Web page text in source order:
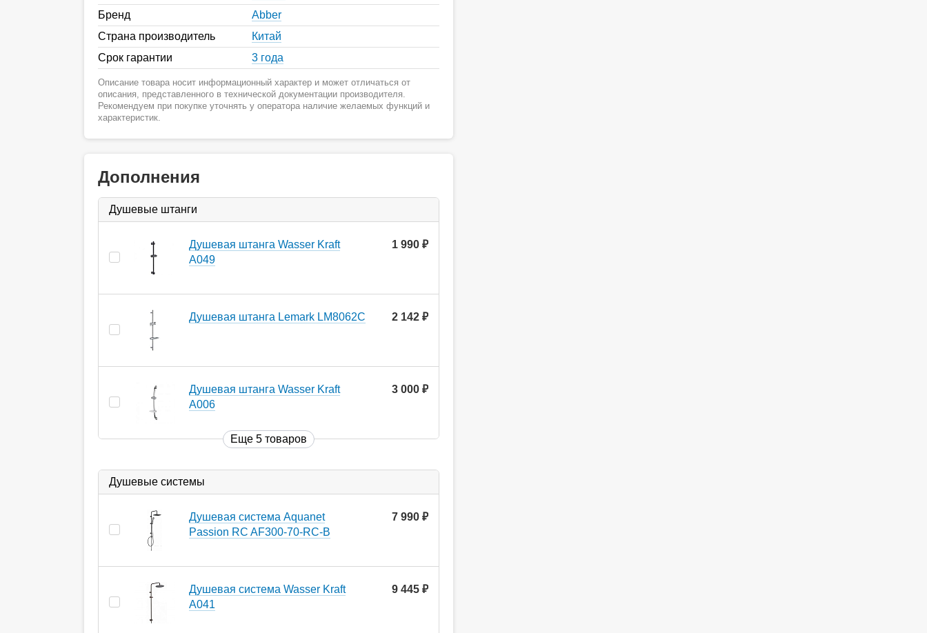
Бренд
Abber
Страна производитель
Китай
Срок гарантии
3 года
Описание товара носит информационный характер и может отличаться от
описания, представленного в технической документации производителя.
Рекомендуем при покупке уточнять у оператора наличие желаемых функций и
характеристик.
Дополнения
Душевые штанги
Душевая штанга Wasser Kraft
A049
1 990
Душевая штанга Lemark LM8062C 2 142
Душевая штанга Wasser Kraft
A006
3 000
Еще 5 товаров
Душевые системы
Душевая система Aquanet
Passion RC AF300-70-RC-B
7 990
Душевая система Wasser Kraft
A041
9 445